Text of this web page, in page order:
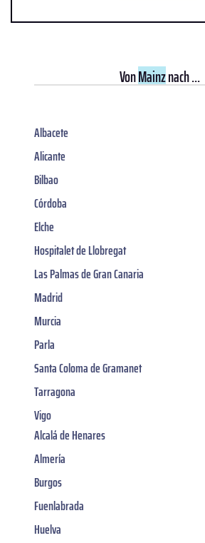
VonMainznach ...
Albacete
Alicante
Bilbao
Córdoba
Elche
Hospitalet de Llobregat
Las Palmas de Gran Canaria
Madrid
Murcia
Parla
Santa Coloma de Gramanet
Tarragona
Vigo
Alcalá de Henares
Almería
Burgos
Fuenlabrada
Huelva